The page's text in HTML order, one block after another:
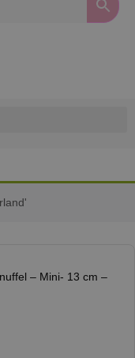
– Mini- 13 cm –